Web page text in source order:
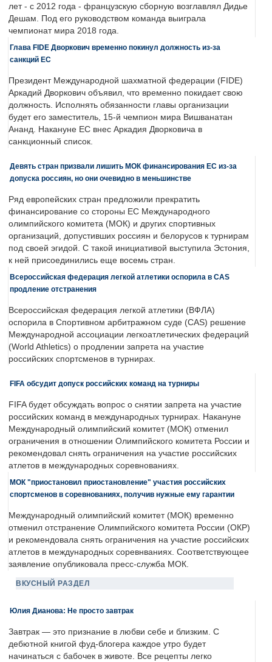
лет - с 2012 года - французскую сборную возглавлял Дидье
Дешам. Под его руководством команда выиграла
чемпионат мира 2018 года.
Глава FIDE Дворкович временно покинул должность из-за
санкций ЕС
Президент Международной шахматной федерации (FIDE)
Аркадий Дворкович объявил, что временно покидает свою
должность. Исполнять обязанности главы организации
будет его заместитель, 15-й чемпион мира Вишванатан
Ананд. Накануне ЕС внес Аркадия Дворковича в
санкционный список.
Девять стран призвали лишить МОК финансирования ЕС из-за
допуска россиян, но они очевидно в меньшинстве
Ряд европейских стран предложили прекратить
финансирование со стороны ЕС Международного
олимпийского комитета (МОК) и других спортивных
организаций, допустивших россиян и белорусов к турнирам
под своей эгидой. С такой инициативой выступила Эстония,
к ней присоединились еще восемь стран.
Всероссийская федерация легкой атлетики оспорила в CAS
продление отстранения
Всероссийская федерация легкой атлетики (ВФЛА)
оспорила в Спортивном арбитражном суде (CAS) решение
Международной ассоциации легкоатлетических федераций
(World Athletics) о продлении запрета на участие
российских спортсменов в турнирах.
FIFA обсудит допуск российских команд на турниры
FIFA будет обсуждать вопрос о снятии запрета на участие
российских команд в международных турнирах. Накануне
Международный олимпийский комитет (МОК) отменил
ограничения в отношении Олимпийского комитета России и
рекомендовал снять ограничения на участие российских
атлетов в международных соревнованиях.
МОК "приостановил приостановление" участия российских
спортсменов в соревнованиях, получив нужные ему гарантии
Международный олимпийский комитет (МОК) временно
отменил отстранение Олимпийского комитета России (ОКР)
и рекомендовала снять ограничения на участие российских
атлетов в международных соревнваниях. Соответствующее
заявление опубликовала пресс-служба МОК.
ВКУСНЫЙ РАЗДЕЛ
Юлия Дианова: Не просто завтрак
Завтрак — это признание в любви себе и близким. С
дебютной книгой фуд-блогера каждое утро будет
начинаться с бабочек в животе. Все рецепты легко